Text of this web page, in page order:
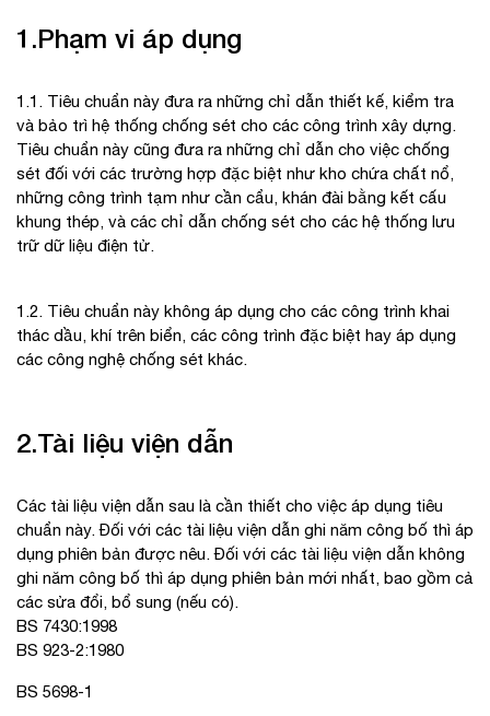
1.Phạm vi áp dụng
1.1. Tiêu chuẩn này đưa ra những chỉ dẫn thiết kế, kiểm tra
và bảo trì hệ thống chống sét cho các công trình xây dựng.
Tiêu chuẩn này cũng đưa ra những chỉ dẫn cho việc chống
sét đối với các trường hợp đặc biệt như kho chứa chất nổ,
những công trình tạm như cần cẩu, khán đài bằng kết cấu
khung thép, và các chỉ dẫn chống sét cho các hệ thống lưu
trữ dữ liệu điện tử.
1.2. Tiêu chuẩn này không áp dụng cho các công trình khai
thác dầu, khí trên biển, các công trình đặc biệt hay áp dụng
các công nghệ chống sét khác.
2.Tài liệu viện dẫn
Các tài liệu viện dẫn sau là cần thiết cho việc áp dụng tiêu
chuẩn này. Đối với các tài liệu viện dẫn ghi năm công bố thì áp
dụng phiên bản được nêu. Đối với các tài liệu viện dẫn không
ghi năm công bố thì áp dụng phiên bản mới nhất, bao gồm cả
các sửa đổi, bổ sung (nếu có).
BS 7430:1998
BS 923-2:1980
BS 5698-1